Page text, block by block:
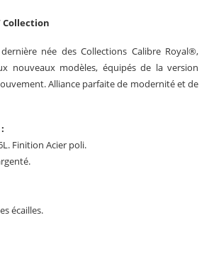
Collection
née des Collections Calibre Royal®,
nouveaux modèles, équipés de la version
Alliance parfaite de modernité et de
Finition Acier poli.
écailles.